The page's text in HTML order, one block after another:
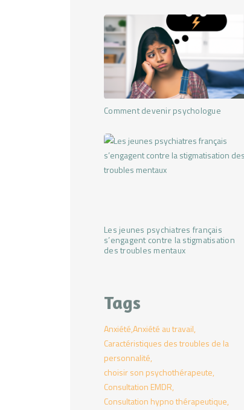
Comment devenir psychologue
Les jeunes psychiatres français
s’engagent contre la stigmatisation
des troubles mentaux
Tags
AnxiétéAnxiété au travail
Caractéristiques des troubles de la
personnalité
choisir son psychothérapeute
Consultation EMDR
Consultation hypno thérapeutique